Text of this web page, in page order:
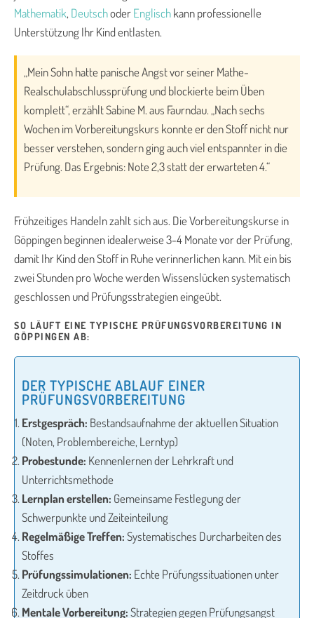
Mathematik, DeutschoderEnglischkann professionelle
Unterstützung Ihr Kind entlasten.
„Mein Sohn hatte panische Angst vor seiner Mathe-
Realschulabschlussprüfung und blockierte beim Üben
komplett“, erzählt Sabine M. aus Faurndau. „Nach sechs
Wochen im Vorbereitungskurs konnte er den Stoff nicht nur
besser verstehen, sondern ging auch viel entspannter in die
Prüfung. Das Ergebnis: Note 2,3 statt der erwarteten 4.“
Frühzeitiges Handeln zahlt sich aus. Die Vorbereitungskurse in
Göppingen beginnen idealerweise 3-4 Monate vor der Prüfung,
damit Ihr Kind den Stoff in Ruhe verinnerlichen kann. Mit ein bis
zwei Stunden pro Woche werden Wissenslücken systematisch
geschlossen und Prüfungsstrategien eingeübt.
SO LÄUFT EINE TYPISCHE PRÜFUNGSVORBEREITUNG IN
GÖPPINGEN AB:
DER TYPISCHE ABLAUF EINER
PRÜFUNGSVORBEREITUNG
Erstgespräch: Bestandsaufnahme der aktuellen Situation
(Noten, Problembereiche, Lerntyp)
Probestunde: Kennenlernen der Lehrkraft und
Unterrichtsmethode
Lernplan erstellen: Gemeinsame Festlegung der
Schwerpunkte und Zeiteinteilung
Regelmäßige Treffen:Systematisches Durcharbeiten des
Stoffes
Prüfungssimulationen: Echte Prüfungssituationen unter
Zeitdruck üben
Mentale Vorbereitung:Strategien gegen Prüfungsangst